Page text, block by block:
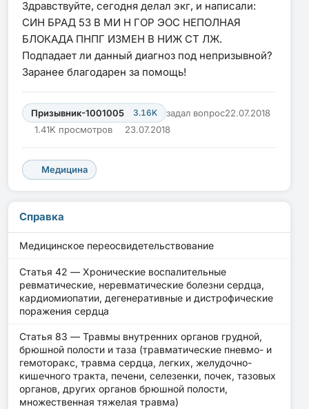
Здравствуйте, сегодня делал экг, и написали:
СИН БРАД 53 В МИ Н ГОР ЭОС НЕПОЛНАЯ
БЛОКАДА ПНПГ ИЗМЕН В НИЖ СТ ЛЖ.
Подпадает ли данный диагноз под непризывной?
Заранее благодарен за помощь!
Призывник-1001005 3.16K задал вопрос22.07.2018
1.41K просмотров
23.07.2018
Медицина
Справка
Медицинское переосвидетельствование
Статья 42 — Хронические воспалительные
ревматические, неревматические болезни сердца,
кардиомиопатии, дегенеративные и дистрофические
поражения сердца
Статья 83 — Травмы внутренних органов грудной,
брюшной полости и таза (травматические пневмо- и
гемоторакс, травма сердца, легких, желудочно-
кишечного тракта, печени, селезенки, почек, тазовых
органов, других органов брюшной полости,
множественная тяжелая травма)